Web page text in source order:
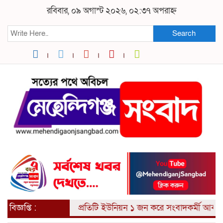
রবিবার, ০৯ অগাস্ট ২০২৬, ০২:৩৭ অপরাহ্ন
Search
বিজ্ঞপ্তি : প্রতিটি ইউনিয়ন ১ জন করে সংবাদকর্মী